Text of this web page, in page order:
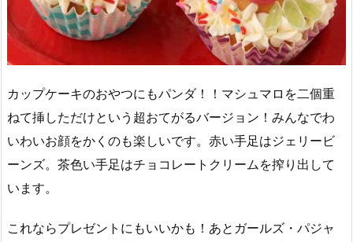
カップケーキのおやつにもパンダ！！マシュマロを二個重
ねて挿しただけという超おてがるバージョン！みんなでわ
いわいお顔をかくのも楽しいです。赤い手足はジェリービ
ーンズ。茶色い手足はチョコレートクリームを搾り出して
います。
これならプレゼントにもいいかも！あとガールズ・パジャ